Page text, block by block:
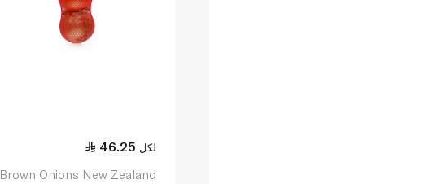
46.25 لكل
Brown Onions New Zealand